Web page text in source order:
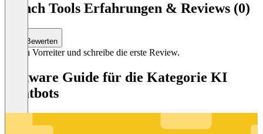
Hunch Tools Erfahrungen & Reviews (0)
Bewerten
Sei ein Vorreiter und schreibe die erste Review.
Software Guide für die Kategorie KI
Chatbots